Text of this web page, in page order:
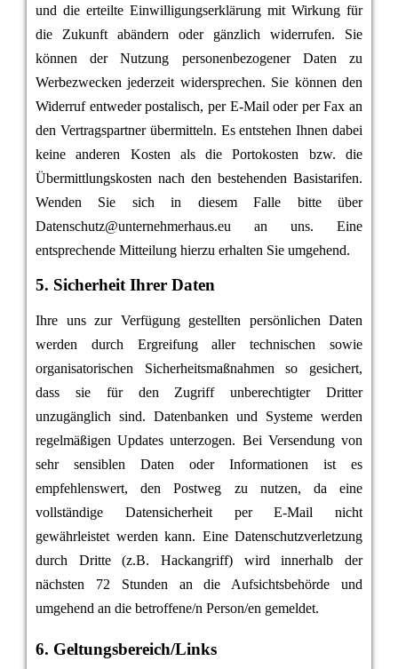
und die erteilte Einwilligungserklärung mit Wirkung für
die Zukunft abändern oder gänzlich widerrufen. Sie
können der Nutzung personenbezogener Daten zu
Werbezwecken jederzeit widersprechen. Sie können den
Widerruf entweder postalisch, per E-Mail oder per Fax an
den Vertragspartner übermitteln. Es entstehen Ihnen dabei
keine anderen Kosten als die Portokosten bzw. die
Übermittlungskosten nach den bestehenden Basistarifen.
Wenden Sie sich in diesem Falle bitte über
Datenschutz@unternehmerhaus.eu an uns. Eine
entsprechende Mitteilung hierzu erhalten Sie umgehend.
5. Sicherheit Ihrer Daten
Ihre uns zur Verfügung gestellten persönlichen Daten
werden durch Ergreifung aller technischen sowie
organisatorischen Sicherheitsmaßnahmen so gesichert,
dass sie für den Zugriff unberechtigter Dritter
unzugänglich sind. Datenbanken und Systeme werden
regelmäßigen Updates unterzogen. Bei Versendung von
sehr sensiblen Daten oder Informationen ist es
empfehlenswert, den Postweg zu nutzen, da eine
vollständige Datensicherheit per E-Mail nicht
gewährleistet werden kann. Eine Datenschutzverletzung
durch Dritte (z.B. Hackangriff) wird innerhalb der
nächsten 72 Stunden an die Aufsichtsbehörde und
umgehend an die betroffene/n Person/en gemeldet.
6. Geltungsbereich/Links